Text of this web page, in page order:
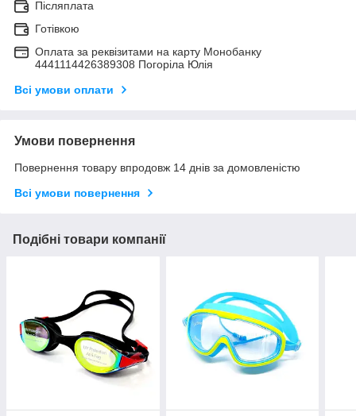
Післяплата
Готівкою
Оплата за реквізитами на карту Монобанку
4441114426389308 Погоріла Юлія
Всі умови оплати
Умови повернення
Повернення товару впродовж 14 днів за домовленістю
Всі умови повернення
Подібні товари компанії